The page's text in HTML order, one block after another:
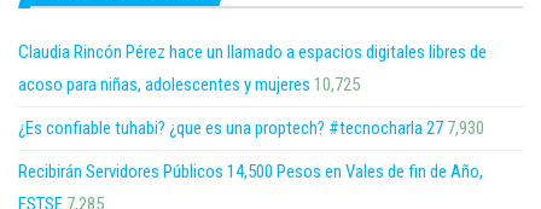
Claudia Rincón Pérez hace un llamado a espacios digitales libres de
acoso para niñas, adolescentes y mujeres 10,725
¿Es confiable tuhabi? ¿que es una proptech? #tecnocharla 27 7,930
Recibirán Servidores Públicos 14,500 Pesos en Vales de fin de Año,